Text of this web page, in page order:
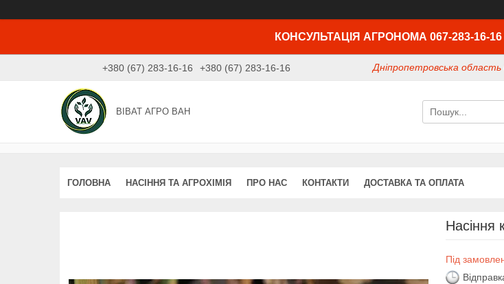
КОНСУЛЬТАЦІЯ АГРОНОМА 067-283-16-16
+380 (67) 283-16-16 +380 (67) 283-16-16 Дніпропетровська
ВІВАТ АГРО ВАН
ГОЛОВНА НАСІННЯ ТА АГРОХІМІЯ ПРО НАС КОНТАКТИ ДОСТАВКА ТА ОПЛАТА
Насіння
Під